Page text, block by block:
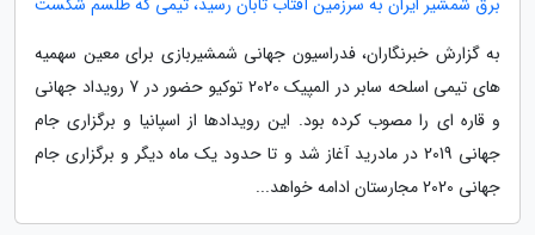
به گزارش خبرنگاران، فدراسیون جهانی شمشیربازی برای معین سهمیه
های تیمی اسلحه سابر در المپیک 2020 توکیو حضور در 7 رویداد جهانی
و قاره ای را مصوب کرده بود. این رویدادها از اسپانیا و برگزاری جام
جهانی 2019 در مادرید آغاز شد و تا حدود یک ماه دیگر و برگزاری جام
جهانی 2020 مجارستان ادامه خواهد...